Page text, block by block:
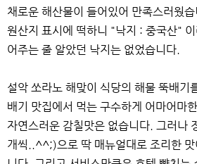
채로운 해산물이 들어있어 만족스러웠
원산지 표시에 떡하니 "낙지 : 중국산"
어주는 줄 알았던 낙지는 없었습니다.
설악 쏘라노 해맞이 식당의 해물 뚝배기
배기 맛집에서 먹는 구수하게 어마어마
자연스러운 감칠맛은 없습니다. 그러나
개씩..^^;)으로 딱 매뉴얼대로 조리한 맛